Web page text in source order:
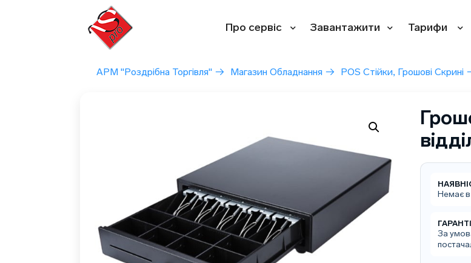
Про сервіс Завантажити Тарифи
АРМ "Роздрібна Торгівля" → Магазин Обладнання → POS Стійки, Грошові Скрині
Немає в
За